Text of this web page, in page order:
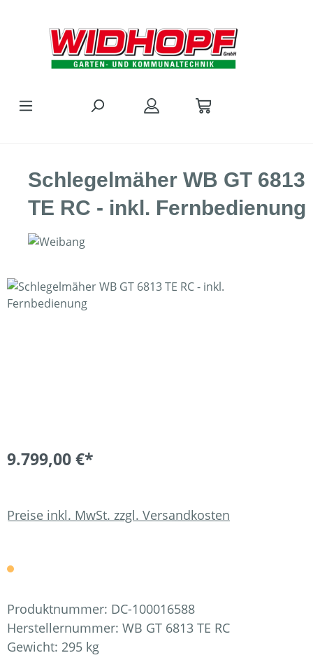
Schlegelmäher WB GT 6813
TE RC - inkl. Fernbedienung
Bildergalerie überspringen
9.799,00 €*
Preise inkl. MwSt. zzgl. Versandkosten
Produktnummer: DC-100016588
Herstellernummer: WB GT 6813 TE RC
Gewicht: 295 kg